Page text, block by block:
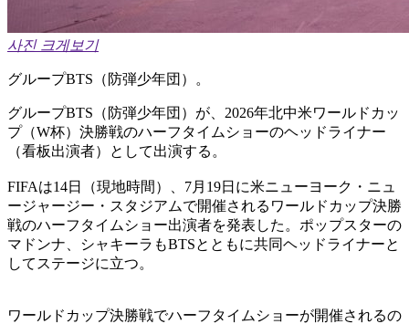
사진 크게보기
グループBTS（防弾少年団）。
グループBTS（防弾少年団）が、2026年北中米ワールドカッ
プ（W杯）決勝戦のハーフタイムショーのヘッドライナー
（看板出演者）として出演する。
FIFAは14日（現地時間）、7月19日に米ニューヨーク・ニュ
ージャージー・スタジアムで開催されるワールドカップ決勝
戦のハーフタイムショー出演者を発表した。ポップスターの
マドンナ、シャキーラもBTSとともに共同ヘッドライナーと
してステージに立つ。
ワールドカップ決勝戦でハーフタイムショーが開催されるの